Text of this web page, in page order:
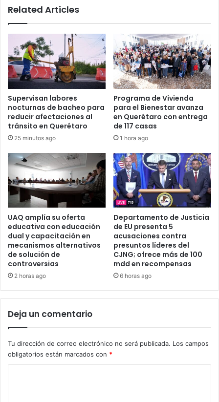
Related Articles
Supervisan labores
nocturnas de bacheo para
reducir afectaciones al
tránsito en Querétaro
25 minutos ago
Programa de Vivienda
para el Bienestar avanza
en Querétaro con entrega
de 117 casas
1 hora ago
UAQ amplía su oferta
educativa con educación
dual y capacitación en
mecanismos alternativos
de solución de
controversias
2 horas ago
Departamento de Justicia
de EU presenta 5
acusaciones contra
presuntos líderes del
CJNG; ofrece más de 100
mdd en recompensas
6 horas ago
Deja un comentario
Tu dirección de correo electrónico no será publicada. Los campos
obligatorios están marcados con *